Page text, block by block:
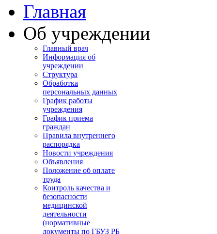
Главная
Об учреждении
Главный врач
Информация об
учреждении
Структура
Обработка
персональных данных
График работы
учреждения
График приема
граждан
Правила внутреннего
распорядка
Новости учреждения
Объявления
Положение об оплате
труда
Контроль качества и
безопасности
медицинской
деятельности
(нормативные
документы по ГБУЗ РБ